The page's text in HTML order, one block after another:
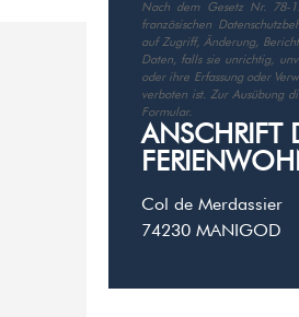
Nach dem Gesetz Nr. 78-
französischen
auf Zugriff, Änderung,
Daten, falls sie unrichtig,
oder ihre Erfassung oder
verboten ist. Zur Ausübung
Formular.
ANSCHRIFT
Col de Merdassier
74230 MANIGOD